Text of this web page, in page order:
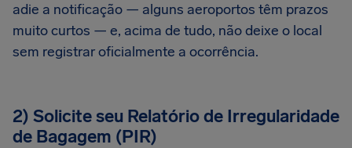
adie a notificação — alguns aeroportos têm prazos
muito curtos — e, acima de tudo, não deixe o local
sem registrar oficialmente a ocorrência.
2) Solicite seu Relatório de Irregularidade
de Bagagem (PIR)